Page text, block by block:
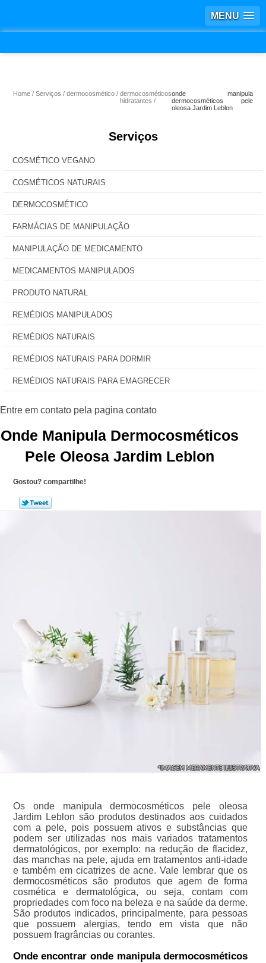
MENU
Home Serviços dermocosmético
dermocosméticos
hidratantes
onde manipula
dermocosméticos pele
oleosa Jardim Leblon
Serviços
COSMÉTICO VEGANO
COSMÉTICOS NATURAIS
DERMOCOSMÉTICO
FARMÁCIAS DE MANIPULAÇÃO
MANIPULAÇÃO DE MEDICAMENTO
MEDICAMENTOS MANIPULADOS
PRODUTO NATURAL
REMÉDIOS MANIPULADOS
REMÉDIOS NATURAIS
REMÉDIOS NATURAIS PARA DORMIR
REMÉDIOS NATURAIS PARA EMAGRECER
Onde Manipula Dermocosméticos
Pele Oleosa Jardim Leblon
Gostou? compartilhe!
Os onde manipula dermocosméticos pele oleosa
Jardim Leblon são produtos destinados aos cuidados
com a pele, pois possuem ativos e substâncias que
podem ser utilizadas nos mais variados tratamentos
dermatológicos, por exemplo: na redução de flacidez,
das manchas na pele, ajuda em tratamentos anti-idade
e também em cicatrizes de acne. Vale lembrar que os
dermocosméticos são produtos que agem de forma
cosmética e dermatológica, ou seja, contam com
propriedades com foco na beleza e na saúde da derme.
São produtos indicados, principalmente, para pessoas
que possuem alergias, tendo em vista que não
possuem fragrâncias ou corantes.
Onde encontrar onde manipula dermocosméticos